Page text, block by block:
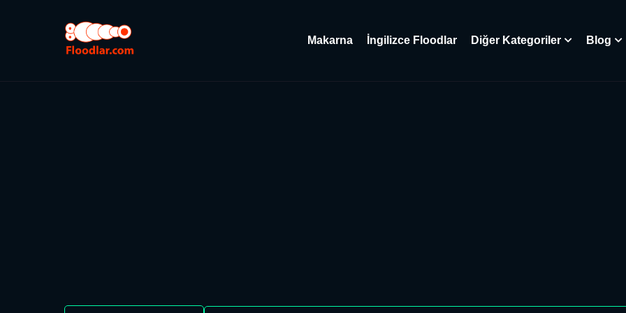
Makarna İngilizce Floodlar Diğer Kategoriler Blog